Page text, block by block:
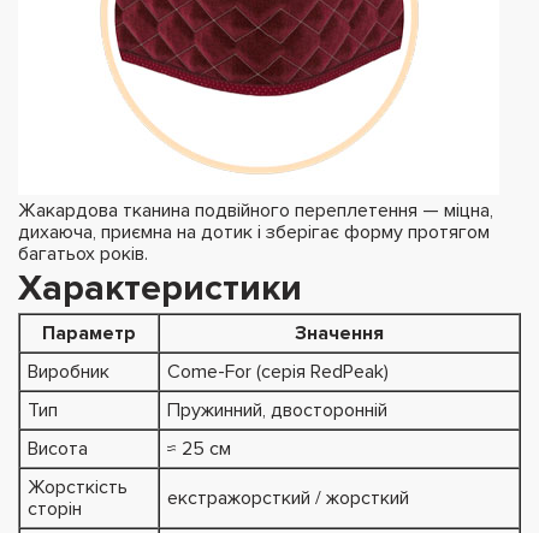
Жакардова тканина подвійного переплетення — міцна,
дихаюча, приємна на дотик і зберігає форму протягом
багатьох років.
Характеристики
Параметр
Значення
Виробник
Come-For (серія RedPeak)
Тип
Пружинний, двосторонній
Висота
≈ 25 см
Жорсткість
сторін
екстражорсткий / жорсткий